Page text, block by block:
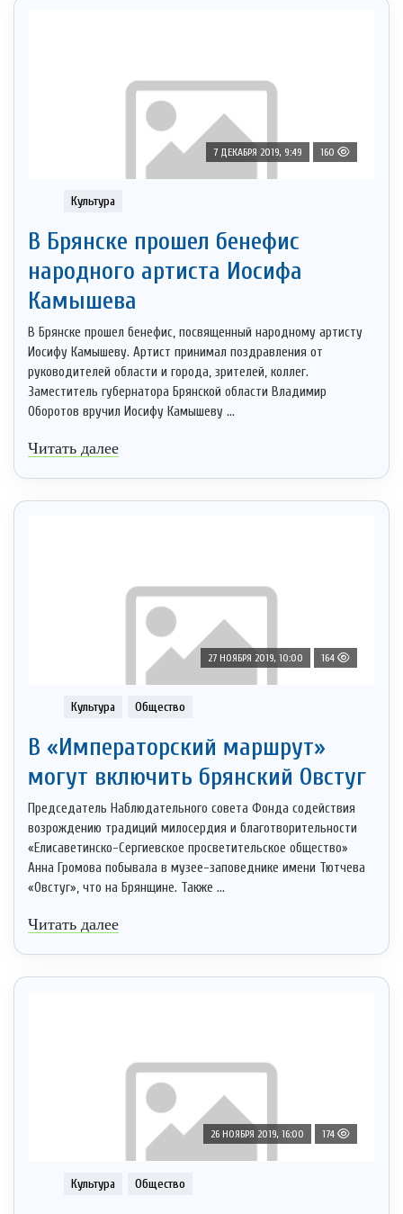
7 ДЕКАБРЯ 2019, 9:49 160
Культура
В Брянске прошел бенефис
народного артиста Иосифа
Камышева
В Брянске прошел бенефис, посвященный народному артисту
Иосифу Камышеву. Артист принимал поздравления от
руководителей области и города, зрителей, коллег.
Заместитель губернатора Брянской области Владимир
Оборотов вручил Иосифу Камышеву ...
Читать далее
27 НОЯБРЯ 2019, 10:00 164
Культура Общество
В «Императорский маршрут»
могут включить брянский Овстуг
Председатель Наблюдательного совета Фонда содействия
возрождению традиций милосердия и благотворительности
«Елисаветинско-Сергиевское просветительское общество»
Анна Громова побывала в музее-заповеднике имени Тютчева
«Овстуг», что на Брянщине. Также ...
Читать далее
26 НОЯБРЯ 2019, 16:00 174
Культура Общество